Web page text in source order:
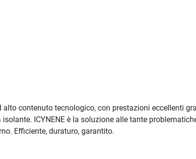
contenuto tecnologico, con prestazioni eccellenti
ICYNENE è la soluzione alle tante
Efficiente, duraturo, garantito.